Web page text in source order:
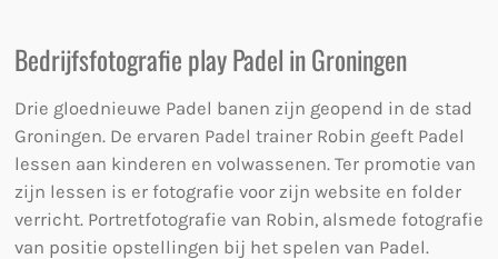
Bedrijfsfotografie play Padel in Groningen
Drie gloednieuwe Padel banen zijn geopend in de stad
Groningen. De ervaren Padel trainer Robin geeft Padel
lessen aan kinderen en volwassenen. Ter promotie van
zijn lessen is er fotografie voor zijn website en folder
verricht. Portretfotografie van Robin, alsmede fotografie
van positie opstellingen bij het spelen van Padel.